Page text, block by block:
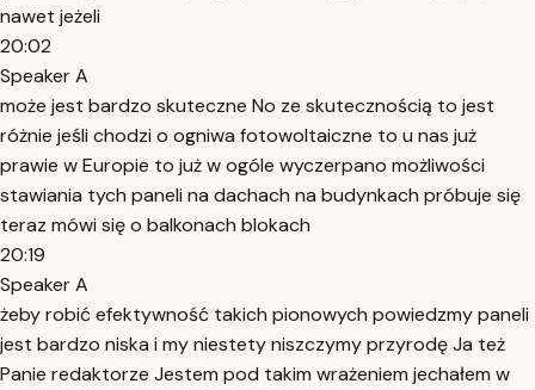
nawet jeżeli
20:02
Speaker A
może jest bardzo skuteczne No ze skutecznością to jest
różnie jeśli chodzi o ogniwa fotowoltaiczne to u nas już
prawie w Europie to już w ogóle wyczerpano możliwości
stawiania tych paneli na dachach na budynkach próbuje się
teraz mówi się o balkonach blokach
20:19
Speaker A
żeby robić efektywność takich pionowych powiedzmy paneli
jest bardzo niska i my niestety niszczymy przyrodę Ja też
Panie redaktorze Jestem pod takim wrażeniem jechałem w